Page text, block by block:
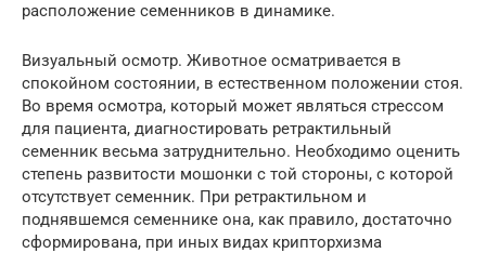
расположение семенников в динамике.
Визуальный осмотр. Животное осматривается в
спокойном состоянии, в естественном положении стоя.
Во время осмотра, который может являться стрессом
для пациента, диагностировать ретрактильный
семенник весьма затруднительно. Необходимо оценить
степень развитости мошонки с той стороны, с которой
отсутствует семенник. При ретрактильном и
поднявшемся семеннике она, как правило, достаточно
сформирована, при иных видах крипторхизма